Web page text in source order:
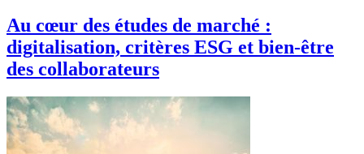
Au cœur des études de marché :
digitalisation, critères ESG et bien-être
des collaborateurs